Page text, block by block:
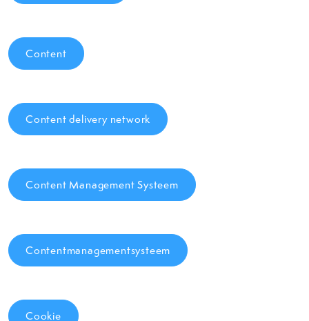
Content
Content delivery network
Content Management Systeem
Contentmanagementsysteem
Cookie